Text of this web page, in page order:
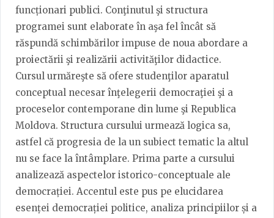
funcționari publici. Conţinutul şi structura
programei sunt elaborate în aşa fel încât să
răspundă schimbărilor impuse de noua abordare a
proiectării şi realizării activităţilor didactice.
Cursul urmăreşte să ofere studenţilor aparatul
conceptual necesar înţelegerii democraţiei şi a
proceselor contemporane din lume şi Republica
Moldova. Structura cursului urmează logica sa,
astfel că progresia de la un subiect tematic la altul
nu se face la întâmplare. Prima parte a cursului
analizează aspectelor istorico-conceptuale ale
democrației. Accentul este pus pe elucidarea
esenței democrației politice, analiza principiilor și a